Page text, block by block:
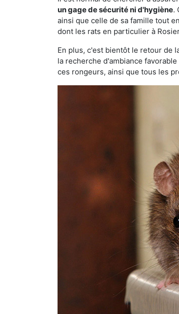
un gage de sécurité ni d'hygiène.
ainsi que celle de sa famille tout
dont les rats en particulier à
En plus, c'est bientôt le retour de
la recherche d'ambiance
ces rongeurs, ainsi que tous les